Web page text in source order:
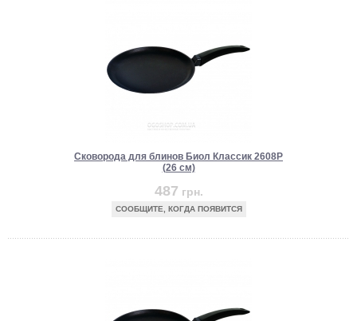
Сковорода для блинов Биол Классик 2608P
(26 см)
487 грн.
СООБЩИТЕ, КОГДА ПОЯВИТСЯ